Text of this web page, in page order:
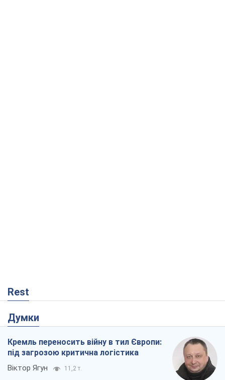
Rest
Думки
Кремль переносить війну в тил Європи:
під загрозою критична логістика
Віктор Ягун 11,2 т.